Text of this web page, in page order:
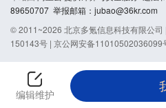
编辑维护
89650707 举报邮箱：jubao@36kr.com
© 2011~2026 北京多氪信息科技有限公司 |
150143号 | 京公网安备11010502036099